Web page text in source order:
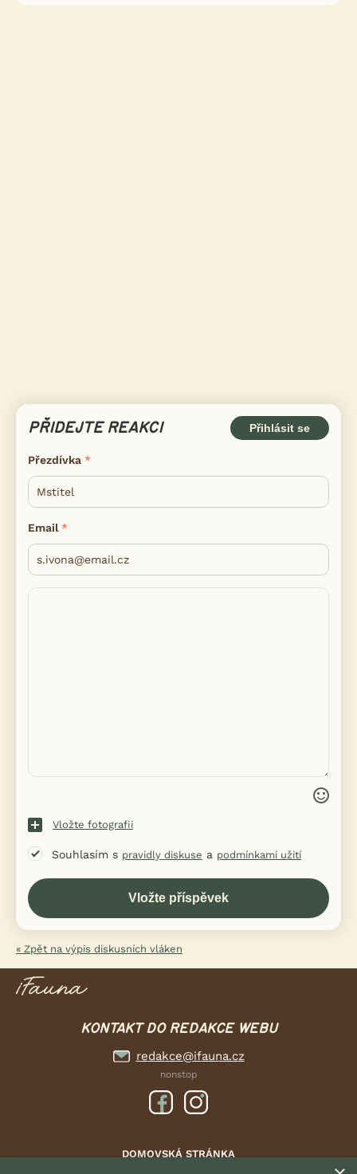
PŘIDEJTE REAKCI Přihlásit se
Přezdívka
Email
Vložte fotografii
Souhlasím s pravidly diskuse a podmínkami užití
« Zpět na výpis diskusních vláken
KONTAKT DO REDAKCE WEBU
redakce@ifauna.cz
nonstop
DOMOVSKÁ STRÁNKA